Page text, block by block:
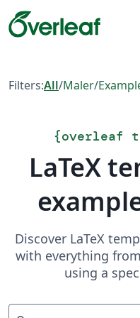
Filters:All/Maler/
{overleaf
LaTeX
Discover LaTeX
with everything
using a